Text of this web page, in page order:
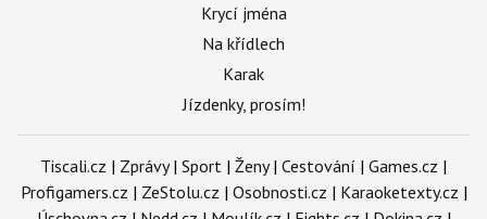
Krycí jména
Na křídlech
Karak
Jízdenky, prosím!
Tiscali.cz | Zprávy| Sport | Ženy| Cestování | Games.cz |
Profigamers.cz | ZeStolu.cz | Osobnosti.cz | Karaoketexty.cz |